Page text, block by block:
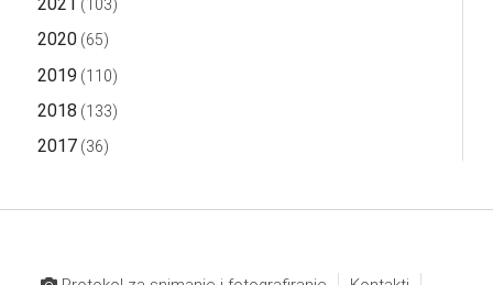
(103)
2020(65)
2019 (110)
2018 (133)
2017(36)